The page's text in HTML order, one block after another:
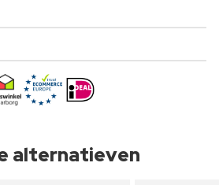
alternatieven